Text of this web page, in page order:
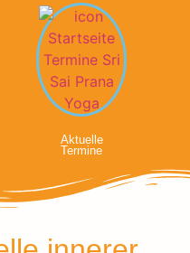
Aktuelle
Termine